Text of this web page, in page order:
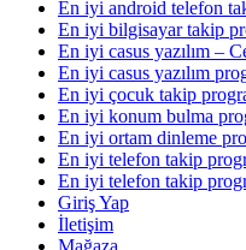
En iyi android telefon
En iyi bilgisayar takip
En iyi casus yazılım –
En iyi casus yazılım
En iyi çocuk takip
En iyi konum bulma
En iyi ortam dinleme
En iyi telefon takip
En iyi telefon takip
Giriş Yap
İletişim
Mağaza